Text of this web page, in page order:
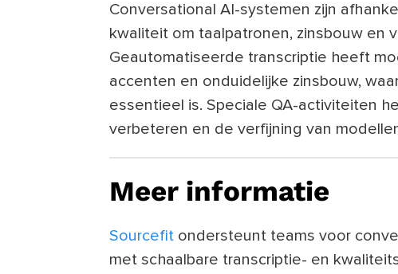
Conversational AI-systemen zijn
kwaliteit om taalpatronen, zinsbouw en
Geautomatiseerde transcriptie heeft
accenten en onduidelijke zinsbouw,
essentieel is. Speciale QA-activiteiten
verbeteren en de verfijning van
Meer informatie
Sourcefit ondersteunt teams voor
met schaalbare transcriptie- en